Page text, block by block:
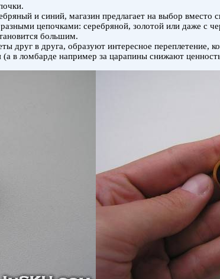
и синий, магазин предлагает на выбор вместо
цепочками: серебряной, золотой или даже с
большим.
друг в друга, образуют интересное переплетение,
в ломбарде например за царапины снижают